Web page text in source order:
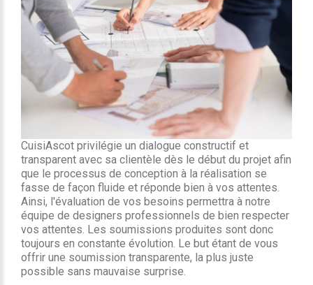
CuisiAscot privilégie un dialogue constructif et
transparent avec sa clientèle dès le début du projet afin
que le processus de conception à la réalisation se
fasse de façon fluide et réponde bien à vos attentes.
Ainsi, l'évaluation de vos besoins permettra à notre
équipe de designers professionnels de bien respecter
vos attentes. Les soumissions produites sont donc
toujours en constante évolution. Le but étant de vous
offrir une soumission transparente, la plus juste
possible sans mauvaise surprise.